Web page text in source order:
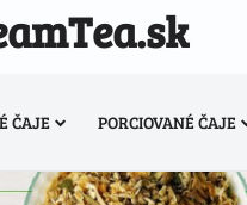
ČAJE PORCIOVANÉ ČAJE